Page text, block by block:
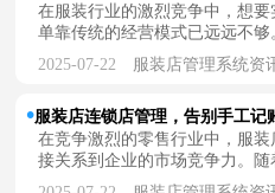
在服装行业的激烈竞争中，想要
单靠传统的经营模式已远远不够
2025-07-22 服装店管理系统资
服装店连锁店管理，告别手工记
在竞争激烈的零售行业中，服
接关系到企业的市场竞争力。随